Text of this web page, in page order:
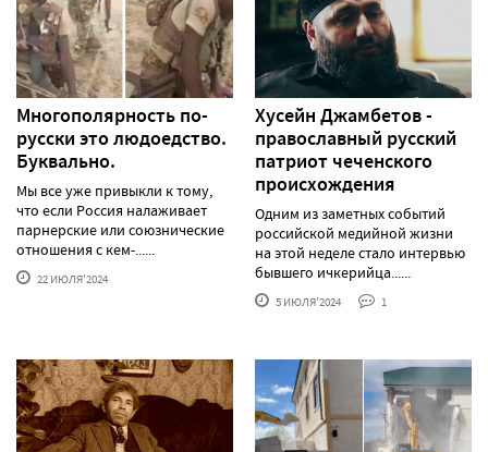
Многополярность по-
русски это людоедство.
Буквально.
Мы все уже привыкли к тому,
что если Россия налаживает
парнерские или союзнические
отношения с кем-......
22 ИЮЛЯ'2024
Хусейн Джамбетов -
православный русский
патриот чеченского
происхождения
Одним из заметных событий
российской медийной жизни
на этой неделе стало интервью
бывшего ичкерийца......
5 ИЮЛЯ'2024 1